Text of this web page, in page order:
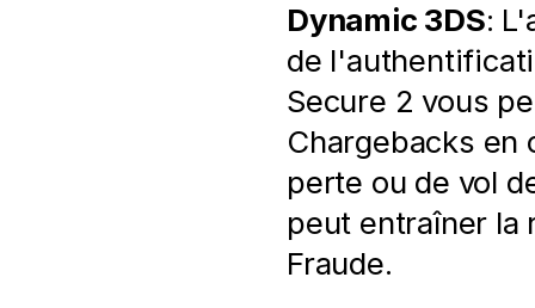
Dynamic 3DS:
de
Secure 2 vous
Chargebacks en
perte ou de vol
peut entraîner la
Fraude.